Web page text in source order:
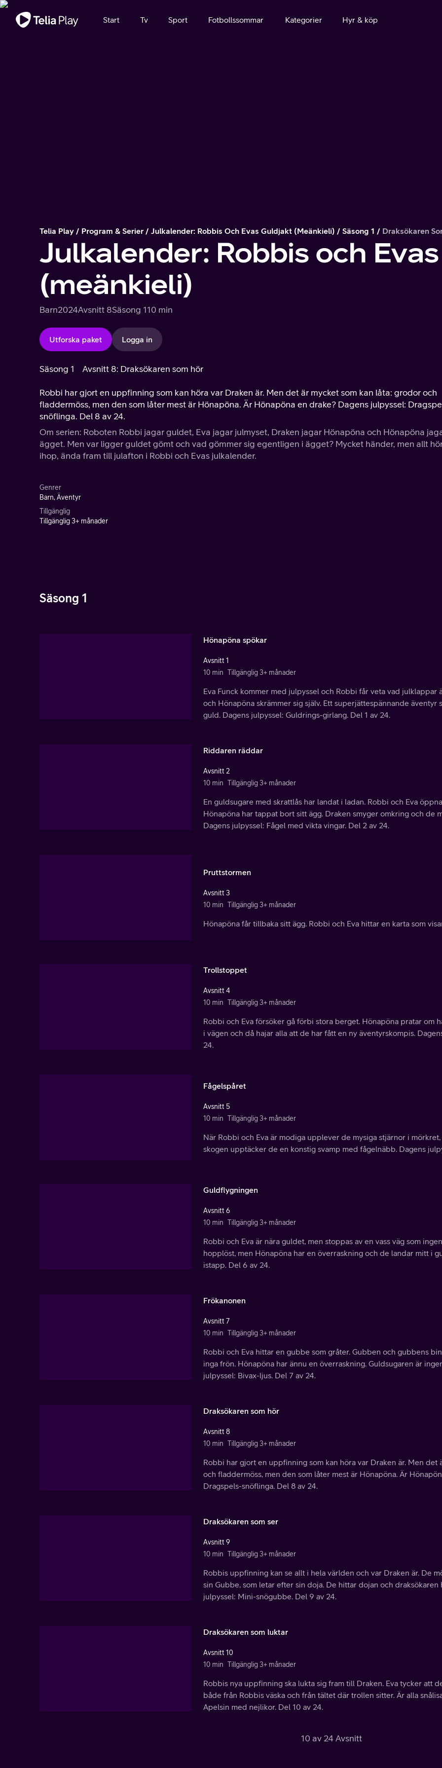
Viktigt meddelande
Start Tv Sport Fotbollssommar Kategorier Hyr & köp
Telia Play Program & Serier Julkalender: Robbis Och Evas Guldjakt (meänkieli) Säsong 1 Draksökaren
Julkalender: Robbis och
(meänkieli)
Barn2024Avsnitt 8Säsong 110 min
Utforska paket Logga in
Säsong 1 Avsnitt 8: Draksökaren som hör
Robbi har gjort en uppfinning som kan höra var Draken är. Men det är mycket som kan låta: grodor och
fladdermöss, men den som låter mest är Hönapöna. Är Hönapöna en drake? Dagens julpyssel:
snöflinga. Del 8 av 24.
Om serien: Roboten Robbi jagar guldet, Eva jagar julmyset, Draken jagar Hönapöna och Hönapöna
ägget. Men var ligger guldet gömt och vad gömmer sig egentligen i ägget? Mycket händer, men allt
ihop, ända fram till julafton i Robbi och Evas julkalender.
Genrer
Barn, Äventyr
Tillgänglig
Tillgänglig 3+ månader
Säsong 1
Hönapöna spökar
Avsnitt 1
10 min Tillgänglig 3+ månader
Eva Funck kommer med julpyssel och Robbi får veta vad julklappar
och Hönapöna skrämmer sig själv. Ett superjättespännande äventyr
guld. Dagens julpyssel: Guldrings-girlang. Del 1 av 24.
Riddaren räddar
Avsnitt 2
10 min Tillgänglig 3+ månader
En guldsugare med skrattlås har landat i ladan. Robbi och Eva
Hönapöna har tappat bort sitt ägg. Draken smyger omkring och de
Dagens julpyssel: Fågel med vikta vingar. Del 2 av 24.
Pruttstormen
Avsnitt 3
10 min Tillgänglig 3+ månader
Hönapöna får tillbaka sitt ägg. Robbi och Eva hittar en karta som
Trollstoppet
Avsnitt 4
10 min Tillgänglig 3+ månader
Robbi och Eva försöker gå förbi stora berget. Hönapöna pratar om
i vägen och då hajar alla att de har fått en ny äventyrskompis.
24.
Fågelspåret
Avsnitt 5
10 min Tillgänglig 3+ månader
När Robbi och Eva är modiga upplever de mysiga stjärnor i
skogen upptäcker de en konstig svamp med fågelnäbb. Dagens
Guldflygningen
Avsnitt 6
10 min Tillgänglig 3+ månader
Robbi och Eva är nära guldet, men stoppas av en vass väg som
hopplöst, men Hönapöna har en överraskning och de landar mitt i
istapp. Del 6 av 24.
Frökanonen
Avsnitt 7
10 min Tillgänglig 3+ månader
Robbi och Eva hittar en gubbe som gråter. Gubben och gubbens
inga frön. Hönapöna har ännu en överraskning. Guldsugaren är
julpyssel: Bivax-ljus. Del 7 av 24.
Draksökaren som hör
Avsnitt 8
10 min Tillgänglig 3+ månader
Robbi har gjort en uppfinning som kan höra var Draken är. Men det
och fladdermöss, men den som låter mest är Hönapöna. Är
Dragspels-snöflinga. Del 8 av 24.
Draksökaren som ser
Avsnitt 9
10 min Tillgänglig 3+ månader
Robbis uppfinning kan se allt i hela världen och var Draken är. De
sin Gubbe, som letar efter sin doja. De hittar dojan och draksökaren
julpyssel: Mini-snögubbe. Del 9 av 24.
Draksökaren som luktar
Avsnitt 10
10 min Tillgänglig 3+ månader
Robbis nya uppfinning ska lukta sig fram till Draken. Eva tycker att
både från Robbis väska och från tältet där trollen sitter. Är alla
Apelsin med nejlikor. Del 10 av 24.
10 av 24 Avsnitt